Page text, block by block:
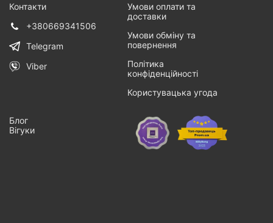
Контакти
+380669341506
Telegram
Viber
Умови оплати та
доставки
Умови обміну та
повернення
Політика
конфіденційності
Користувацька угода
Блог
Вігуки